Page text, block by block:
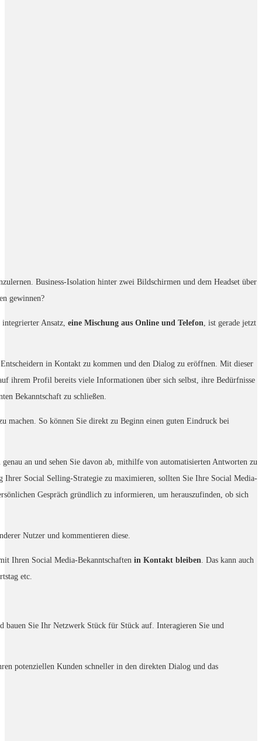
Business-Isolation hinter zwei Bildschirmen und dem Headset über
gewinnen?
Ansatz, eine Mischung aus Online und Telefon , ist gerade jetzt
in Kontakt zu kommen und den Dialog zu eröffnen. Mit dieser
ihrem Profil bereits viele Informationen über sich selbst, ihre Bedürfnisse
Bekanntschaft zu schließen.
machen. So können Sie direkt zu Beginn einen guten Eindruck bei
an und sehen Sie davon ab, mithilfe von automatisierten Antworten zu
Ihrer Social Selling-Strategie zu maximieren, sollten Sie Ihre Social Media-
Gespräch gründlich zu informieren, um herauszufinden, ob sich
Nutzer und kommentieren diese.
Ihren Social Media-Bekanntschaften in Kontakt bleiben . Das kann auch
etc.
bauen Sie Ihr Netzwerk Stück für Stück auf. Interagieren Sie und
potenziellen Kunden schneller in den direkten Dialog und das